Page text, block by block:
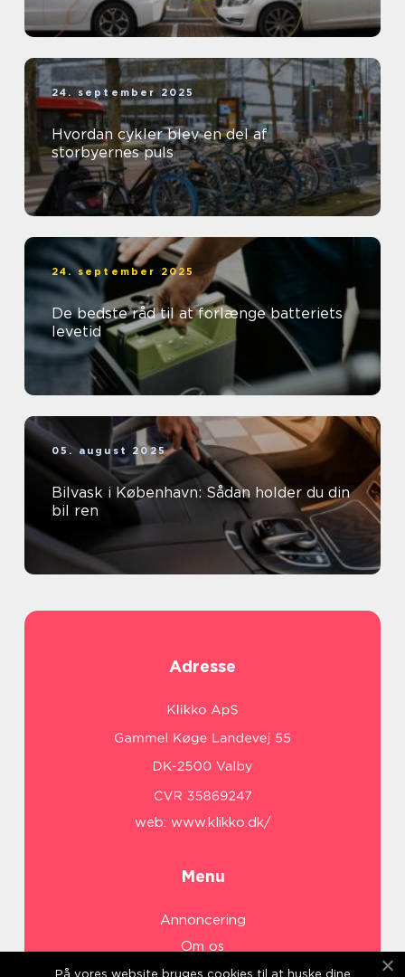
24. september 2025
Hvordan cykler blev en del af
storbyernes puls
24. september 2025
De bedste råd til at forlænge batteriets
levetid
05. august 2025
Bilvask i København: Sådan holder du din
bil ren
Adresse
web: www.klikko.dk/
Menu
Annoncering
Om os
Cookies
På vores website bruges cookies til at huske dine